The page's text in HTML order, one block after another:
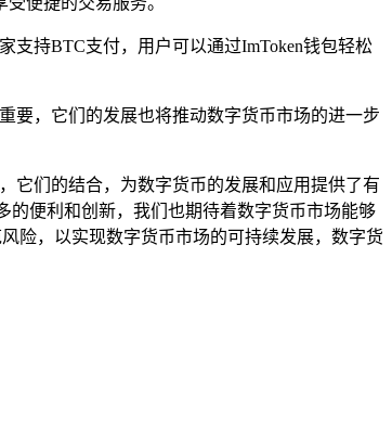
支持BTC支付，用户可以通过ImToken钱包轻松
要，它们的发展也将推动数字货币市场的进一步
它们的结合，为数字货币的发展和应用提供了有
的便利和创新，我们也期待着数字货币市场能够
险，以实现数字货币市场的可持续发展，数字货